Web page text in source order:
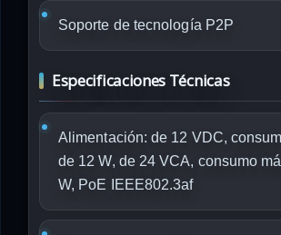
Soporte de tecnología P2P
Especificaciones Técnicas
Alimentación: de 12 VDC,
de 12 W, de 24 VCA, consumo
W, PoE IEEE802.3af